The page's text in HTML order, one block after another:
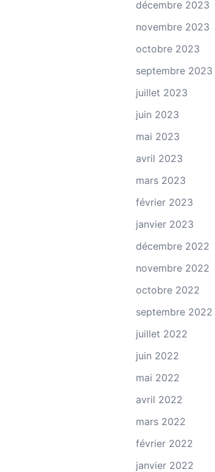
décembre 2023
novembre 2023
octobre 2023
septembre 2023
juillet 2023
juin 2023
mai 2023
avril 2023
mars 2023
février 2023
janvier 2023
décembre 2022
novembre 2022
octobre 2022
septembre 2022
juillet 2022
juin 2022
mai 2022
avril 2022
mars 2022
février 2022
janvier 2022